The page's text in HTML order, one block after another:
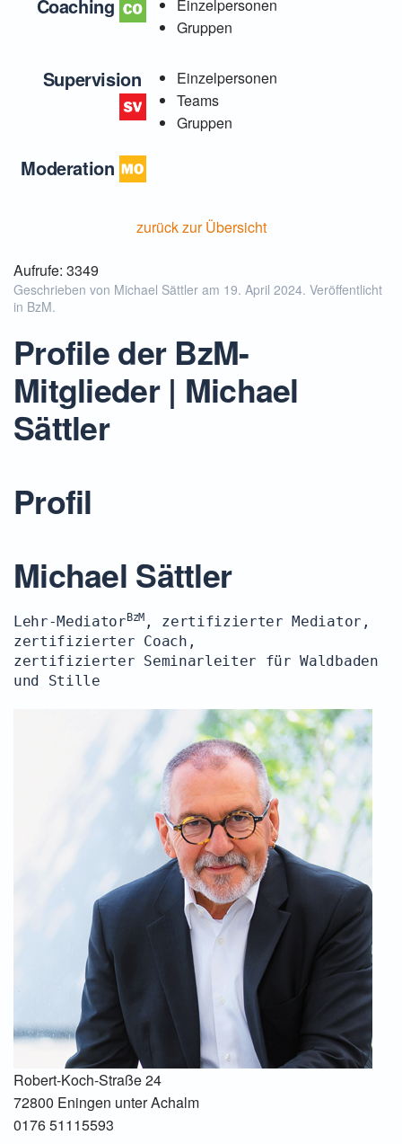
Coaching
Einzelpersonen
Gruppen
Supervision
Einzelpersonen
Teams
Gruppen
Moderation
zurück zur Übersicht
Aufrufe: 3349
Geschrieben von Michael Sättler am 19. April 2024. Veröffentlicht
in BzM.
Profile der BzM-
Mitglieder | Michael
Sättler
Profil
Michael Sättler
Lehr-Mediator BzM, zertifizierter Mediator,
zertifizierter Coach,
zertifizierter Seminarleiter für Waldbaden
und Stille
Robert-Koch-Straße 24
72800 Eningen unter Achalm
0176 51115593